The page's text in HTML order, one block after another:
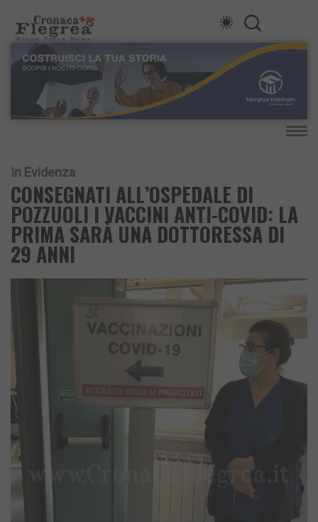
In Evidenza
CONSEGNATI ALL’OSPEDALE DI
POZZUOLI I VACCINI ANTI-COVID: LA
PRIMA SARÀ UNA DOTTORESSA DI
29 ANNI